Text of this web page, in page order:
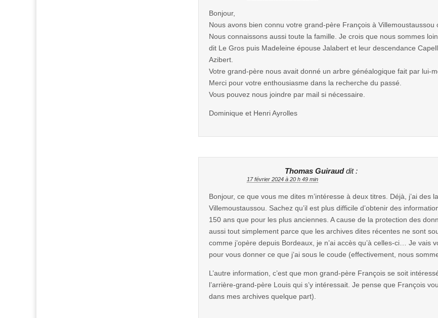
Bonjour,
Nous avons bien connu votre grand-père François à
Nous connaissons aussi toute la famille. Je crois que nous sommes
dit Le Gros puis Madeleine épouse Jalabert et leur descendance
Azibert.
Votre grand-père nous avait donné un arbre généalogique fait par lui-
Merci pour votre enthousiasme dans la recherche du passé.
Vous pouvez nous joindre par mail si nécessaire.
Dominique et Henri Ayrolles
Thomas Guiraud dit :
17 février 2024 à 20 h 49 min
Bonjour, ce que vous me dites m’intéresse à deux titres. Déjà, j’ai des
Villemoustaussou. Sachez qu’il est plus difficile d’obtenir des
150 ans que pour les plus anciennes. A cause de la protection des
aussi tout simplement parce que les archives dites récentes ne sont
comme j’opère depuis Bordeaux, je n’ai accès qu’à celles-ci… Je
pour vous donner ce que j’ai sous le coude (effectivement, nous
L’autre information, c’est que mon grand-père François se soit
l’arrière-grand-père Louis qui s’y intéressait. Je pense que François
dans mes archives quelque part).